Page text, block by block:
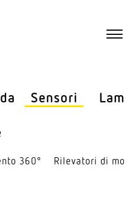
Sensori
360° Rile­vatori di